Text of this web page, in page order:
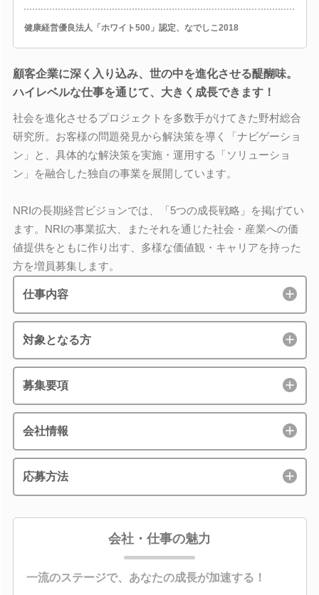
健康経営優良法人「ホワイト500」認定、なでしこ2018
顧客企業に深く入り込み、世の中を進化させる醍醐味。
ハイレベルな仕事を通じて、大きく成長できます！
社会を進化させるプロジェクトを多数手がけてきた野村総合
研究所。お客様の問題発見から解決策を導く「ナビゲーショ
ン」と、具体的な解決策を実施・運用する「ソリューショ
ン」を融合した独自の事業を展開しています。
NRIの長期経営ビジョンでは、「5つの成長戦略」を掲げてい
ます。NRIの事業拡大、またそれを通じた社会・産業への価
値提供をともに作り出す、多様な価値観・キャリアを持った
方を増員募集します。
仕事内容
対象となる方
募集要項
会社情報
応募方法
会社・仕事の魅力
一流のステージで、あなたの成長が加速する！